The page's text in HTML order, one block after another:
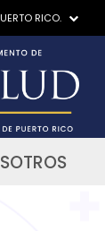
RICO.